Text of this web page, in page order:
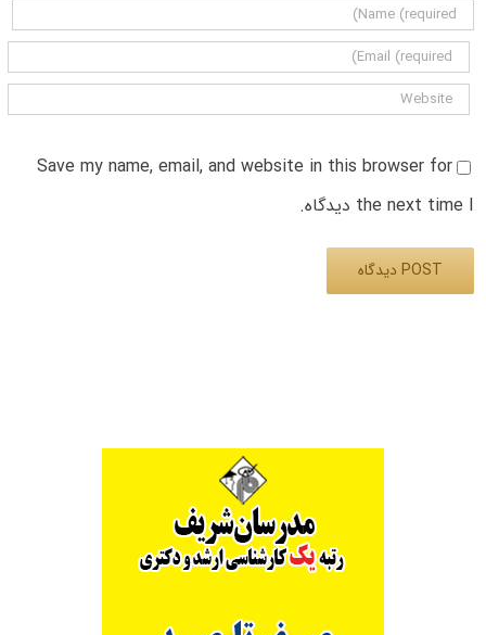
Save my name, email, and website in this browser for
the next time I دیدگاه.